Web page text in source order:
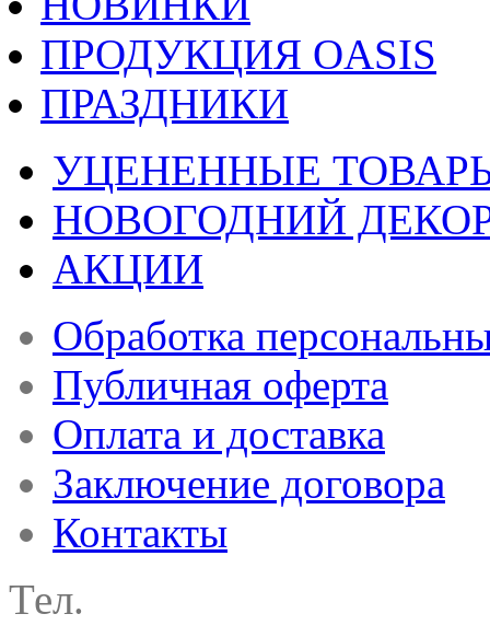
ПРОДУКЦИЯ OASIS
ПРАЗДНИКИ
УЦЕНЕННЫЕ
НОВОГОДНИЙ
АКЦИИ
Обработка
Публичная оферта
Оплата и доставка
Заключение договора
Контакты
Тел.